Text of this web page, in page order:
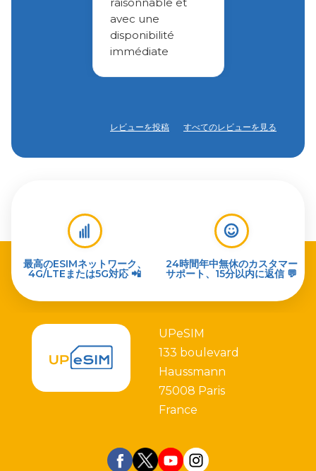
raisonnable et
avec une
disponibilité
immédiate
レビューを投稿 すべてのレビューを見る
最高のESIMネットワーク、
4G/LTEまたは5G対応 📲
24時間年中無休のカスタマー
サポート、15分以内に返信 💬
UPeSIM
133 boulevard
Haussmann
75008 Paris
France